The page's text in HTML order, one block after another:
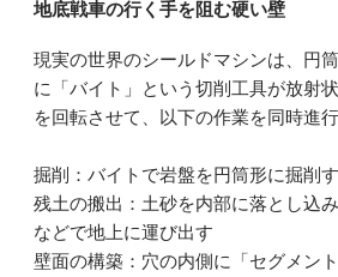
地底戦車の行く手を阻む硬い壁
現実の世界のシールドマシンは、円
に「バイト」という切削工具が放射
を回転させて、以下の作業を同時進
掘削：バイトで岩盤を円筒形に掘削
残土の搬出：土砂を内部に落とし込
などで地上に運び出す
壁面の構築：穴の内側に「セグメン